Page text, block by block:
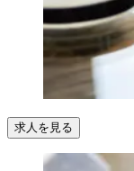
求人を見る